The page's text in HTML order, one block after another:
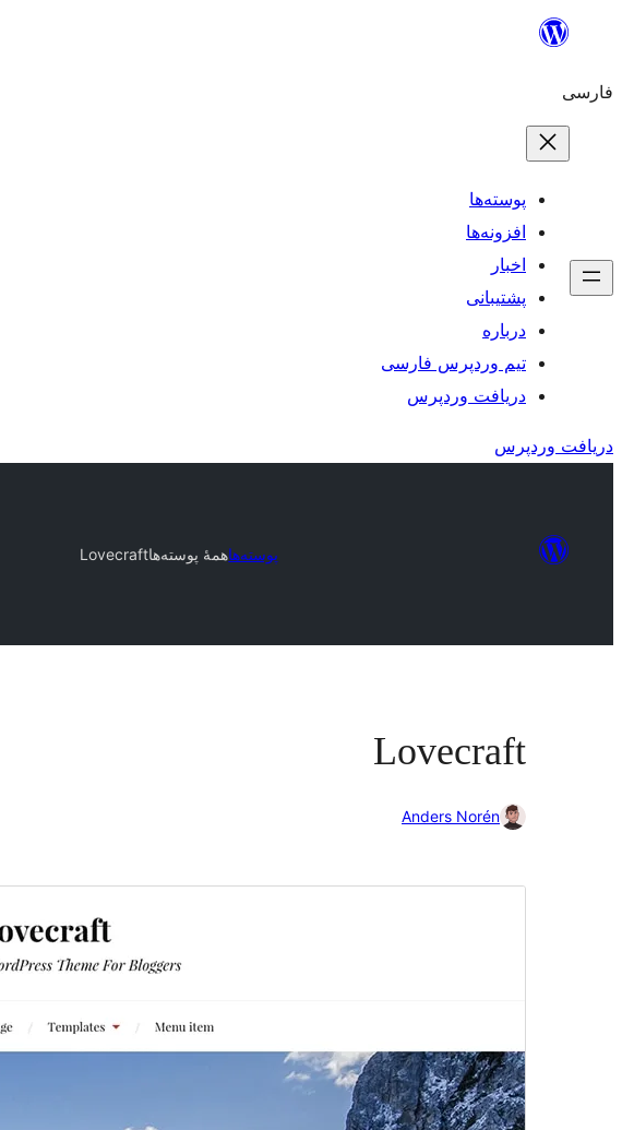
محتوا
فارسی
پوسته‌ها
افزونه‌ها
اخبار
پشتیبانی
درباره
تیم وردپرس فارسی
دریافت وردپرس
دریافت وردپرس
پوسته‌هاهمهٔ پوسته‌هاLovecraft
Lovecraft
Anders Norén